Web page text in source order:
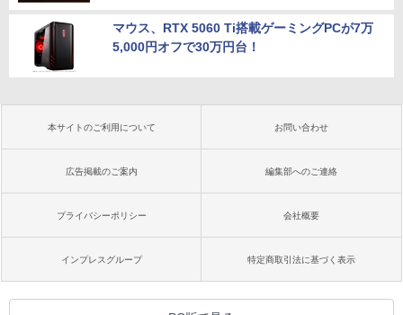
マウス、RTX 5060 Ti搭載ゲーミングPCが7万
5,000円オフで30万円台！
本サイトのご利用について お問い合わせ
広告掲載のご案内 編集部へのご連絡
プライバシーポリシー 会社概要
インプレスグループ 特定商取引法に基づく表示